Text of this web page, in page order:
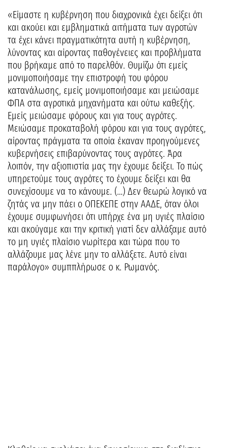
«Είμαστε η κυβέρνηση που διαχρονικά έχει δείξει ότι
και ακούει και εμβληματικά αιτήματα των αγροτών
τα έχει κάνει πραγματικότητα αυτή η κυβέρνηση,
λύνοντας και αίροντας παθογένειες και προβλήματα
που βρήκαμε από το παρελθόν. Θυμίζω ότι εμείς
μονιμοποιήσαμε την επιστροφή του φόρου
κατανάλωσης, εμείς μονιμοποιήσαμε και μειώσαμε
ΦΠΑ στα αγροτικά μηχανήματα και ούτω καθεξής.
Εμείς μειώσαμε φόρους και για τους αγρότες.
Μειώσαμε προκαταβολή φόρου και για τους αγρότες,
αίροντας πράγματα τα οποία έκαναν προηγούμενες
κυβερνήσεις επιβαρύνοντας τους αγρότες. Άρα
λοιπόν, την αξιοπιστία μας την έχουμε δείξει. Το πώς
υπηρετούμε τους αγρότες το έχουμε δείξει και θα
συνεχίσουμε να το κάνουμε. (…) Δεν θεωρώ λογικό να
ζητάς να μην πάει ο ΟΠΕΚΕΠΕ στην ΑΑΔΕ, όταν όλοι
έχουμε συμφωνήσει ότι υπήρχε ένα μη υγιές πλαίσιο
και ακούγαμε και την κριτική γιατί δεν αλλάξαμε αυτό
το μη υγιές πλαίσιο νωρίτερα και τώρα που το
αλλάζουμε μας λένε μην το αλλάξετε. Αυτό είναι
παράλογο» συμππλήρωσε ο κ. Ρωμανός.